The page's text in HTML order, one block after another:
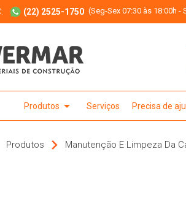
(22) 2525-1750 (Seg-Sex 07:30 às 18:00h -
Produtos arrow_drop_down Serviços Precisa de
Produtos Manutenção E Limpeza Da